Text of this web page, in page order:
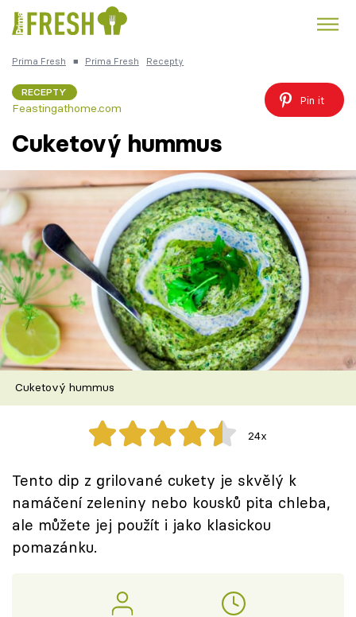
Česká kuchyně Čokoláda
Recepty
Články
TV Program
Škola vaření
Recepty z TV
Speciál: Cuketa
Těhotnej kuchař
Sledujte prima+
Prima Fresh ■ Prima Fresh Recepty
RECEPTY
Feastingathome.com
Pin it
Cuketový hummus
Cuketový hummus
24x
Tento dip z grilované cukety je skvělý k
namáčení zeleniny nebo kousků pita chleba,
ale můžete jej použít i jako klasickou
pomazánku.